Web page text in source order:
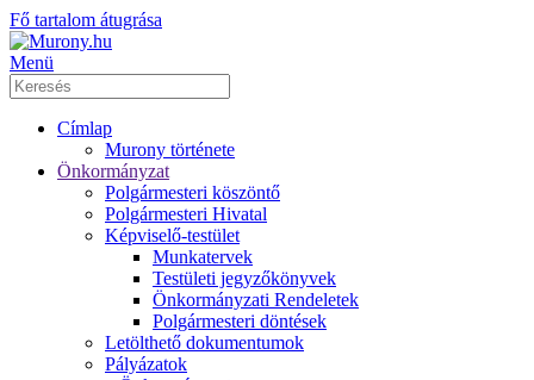
Fő tartalom átugrása
Menü
Címlap
Murony története
Önkormányzat
Polgármesteri köszöntő
Polgármesteri Hivatal
Képviselő-testület
Munkatervek
Testületi jegyzőkönyvek
Önkormányzati Rendeletek
Polgármesteri döntések
Letölthető dokumentumok
Pályázatok